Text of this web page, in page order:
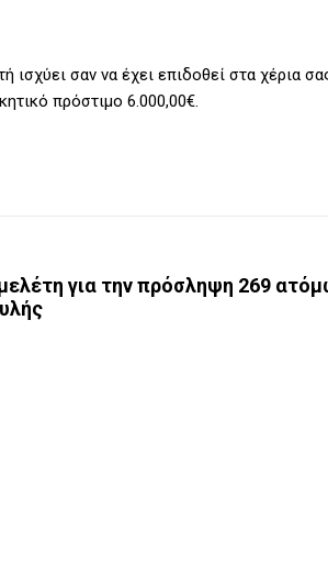
σαν να έχει επιδοθεί στα χέρια
πρόστιμο 6.000,00€.
για την πρόσληψη 269